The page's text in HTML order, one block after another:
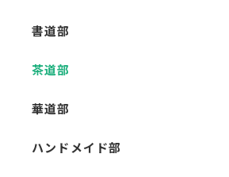
書道部
茶道部
華道部
ハンドメイド部